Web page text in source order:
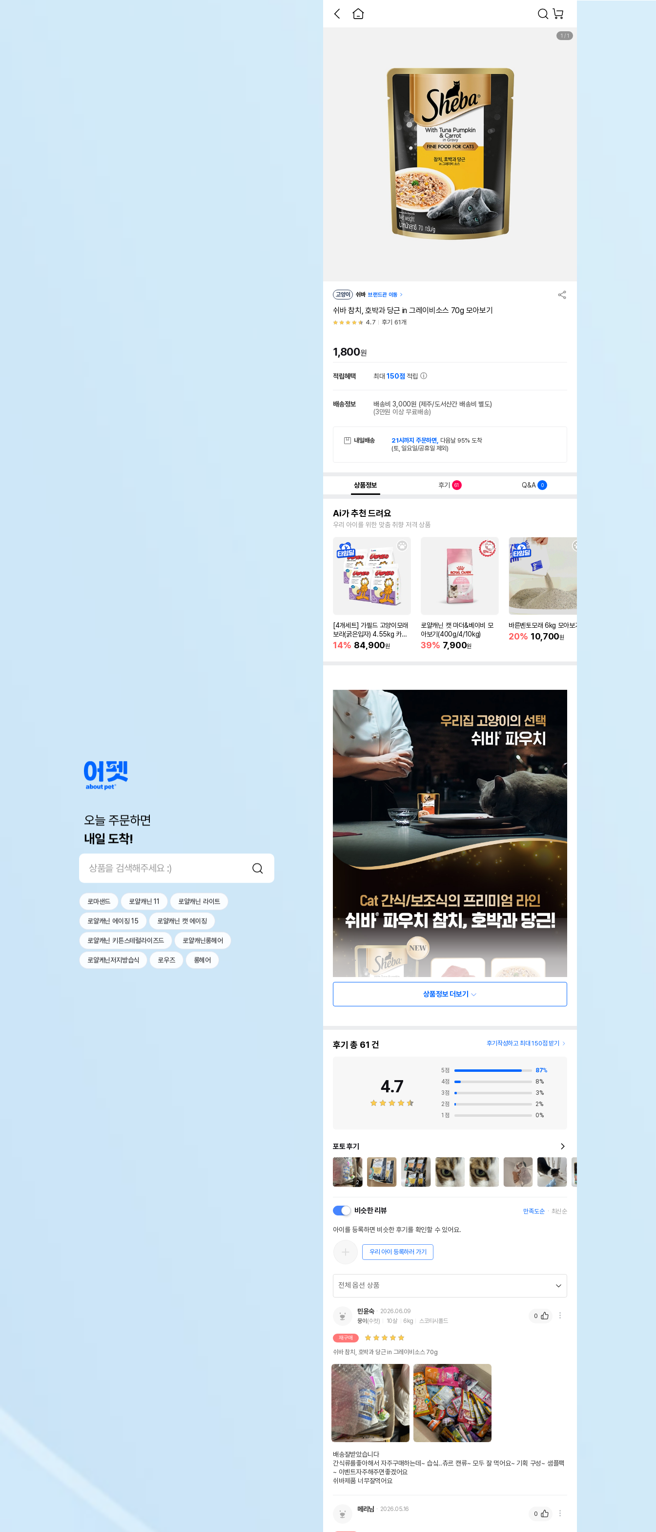
오늘 주문하면
내일 도착!
로마샌드 로얄캐닌 11 로얄캐닌 라이트
로얄캐닌 에이징 15 로얄캐닌 캣 에이징
로얄캐닌 키튼스테럴라이즈드 로얄캐닌롱헤어
로얄케닌저지방습식 로우즈 롱헤어
1 / 1
고양이 쉬바 브랜드관 이동
쉬바 참치, 호박과 당근 in 그레이비소스 70g 모아보기
4.7 후기 61개
1,800원
적립혜택 최대150점 적립
배송정보 배송비 3,000원 (제주/도서산간 배송비 별도)
(3만원 이상 무료배송)
내일배송 21시까지 주문하면, 다음날 95% 도착
(토, 일요일/공휴일 제외)
상품정보 후기 61 Q&A 0
Ai가 추천 드려요
우리 아이를 위한 맞춤 취향 저격 상품
[4개세트] 가필드 고양이모래
보라(굵은입자) 4.55kg 카사
바모래
14% 84,900원
로얄캐닌 캣 마더&베이비 모
아보기(400g/4/10kg)
39% 7,900원
바른벤토모래 6kg 모아보기
20% 10,700원
상품정보 더보기
후기 총 61 건 후기작성하고 최대 150점 받기
4.7
5점 87%
4점 8%
3점 3%
2점 2%
1 점 0%
포토 후기
2
비슷한 리뷰 만족도순 최신순
아이를 등록하면 비슷한 후기를 확인할 수 있어요.
우리 아이 등록하러 가기
민윤숙
2026.06.09
뭉이(수컷) 10살 6kg 스코티시폴드
재구매
쉬바 참치, 호박과 당근 in 그레이비소스 70g
배송잘받았습니다
간식류를좋아해서 자주구매하는데~ 습싴..츄르 캔류~ 모두 잘 먹어요~ 기획 구성~ 샘플팩
~ 이벤트자주해주면좋겠어요
쉬바제품 너무잘먹어요
0
메리님 2026.05.16
0